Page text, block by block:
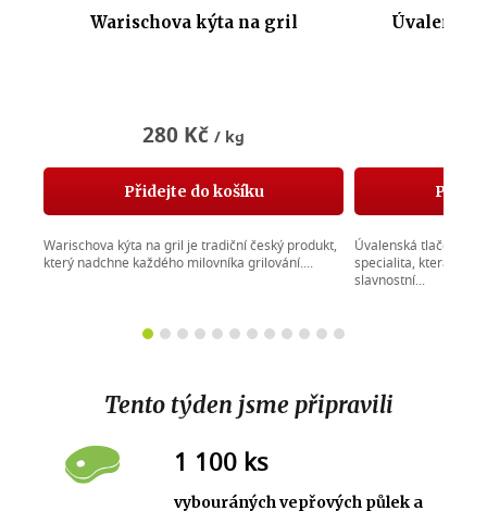
Warischova kýta na gril
je
hvězdiček.
280 Kč / kg
Přidejte do košíku
Warischova kýta na gril je tradiční český produkt,
který nadchne každého milovníka grilování....
je
hvězdiček.
Úvalenská tlačenka
specialita, která
slavnostní...
Tento týden jsme připravili
1 100 ks
vybouráných vepřových půlek a